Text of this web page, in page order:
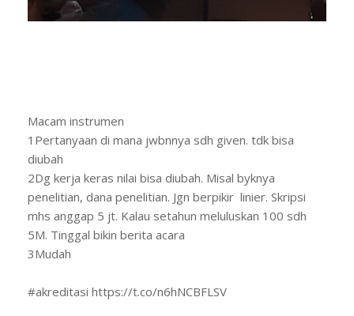
Macam instrumen
1Pertanyaan di mana jwbnnya sdh given. tdk bisa
diubah
2Dg kerja keras nilai bisa diubah. Misal byknya
penelitian, dana penelitian. Jgn berpikir linier. Skripsi
mhs anggap 5 jt. Kalau setahun meluluskan 100 sdh
5M. Tinggal bikin berita acara
3Mudah
#akreditasi https://t.co/n6hNCBFLSV